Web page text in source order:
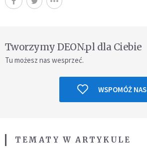
Tworzymy DEON.pl dla Ciebie
Tu możesz nas wesprzeć.
WSPOMÓŻ NAS
TEMATY W ARTYKULE